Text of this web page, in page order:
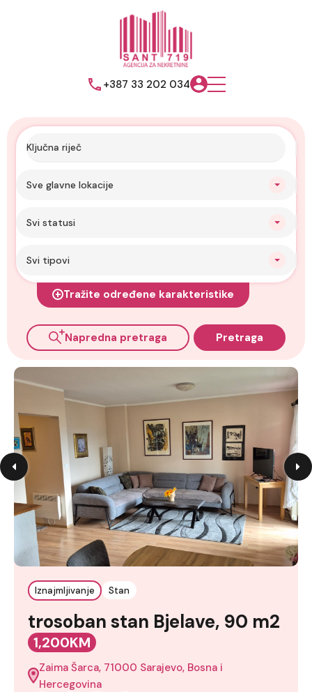
+387 33 202 034
Sve glavne lokacije
Svi statusi
Svi tipovi
Tražite određene karakteristike
Napredna pretraga Pretraga
Iznajmljivanje Stan
trosoban stan Bjelave, 90 m2
1,200KM
Zaima Šarca, 71000 Sarajevo, Bosna i
Hercegovina